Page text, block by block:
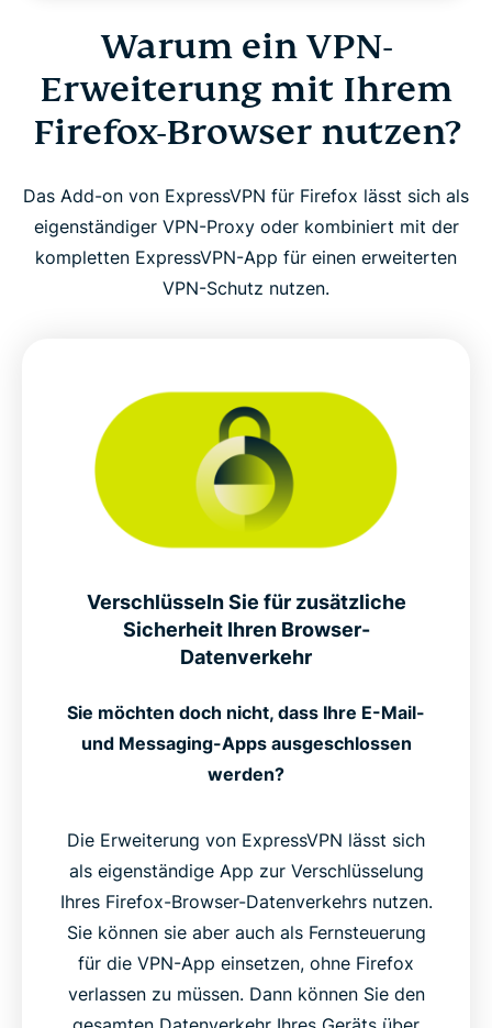
Warum ein VPN-
Erweiterung mit Ihrem
Firefox-Browser nutzen?
Das Add-on von ExpressVPN für Firefox lässt sich als
eigenständiger VPN-Proxy oder kombiniert mit der
kompletten ExpressVPN-App für einen erweiterten
VPN-Schutz nutzen.
Verschlüsseln Sie für zusätzliche
Sicherheit Ihren Browser-
Datenverkehr
Sie möchten doch nicht, dass Ihre E-Mail-
und Messaging-Apps ausgeschlossen
werden?
Die Erweiterung von ExpressVPN lässt sich
als eigenständige App zur Verschlüsselung
Ihres Firefox-Browser-Datenverkehrs nutzen.
Sie können sie aber auch als Fernsteuerung
für die VPN-App einsetzen, ohne Firefox
verlassen zu müssen. Dann können Sie den